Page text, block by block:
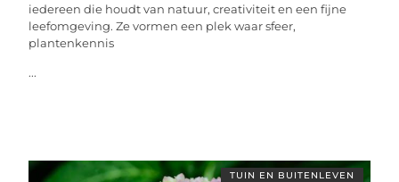
iedereen die houdt van natuur, creativiteit en een fijne
leefomgeving. Ze vormen een plek waar sfeer,
plantenkennis
...
TUIN EN BUITENLEVEN